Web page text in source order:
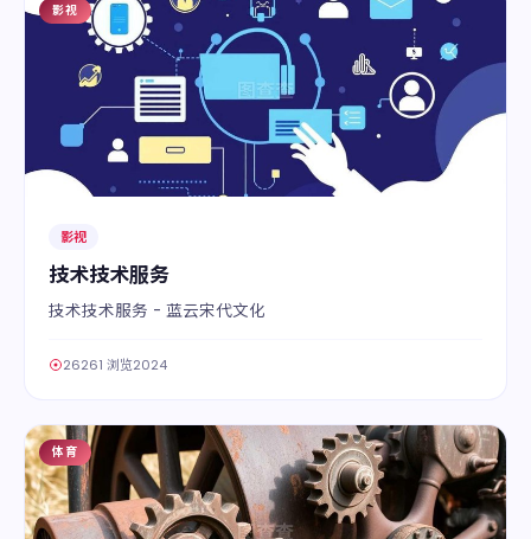
01
影视
影视
技术技术服务
技术技术服务 - 蓝云宋代文化
26261 浏览2024
02
体育